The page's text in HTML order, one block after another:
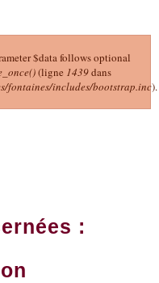
$data follows optional
(ligne 1439dans
fontaines/includes/bootstrap.inc).
: